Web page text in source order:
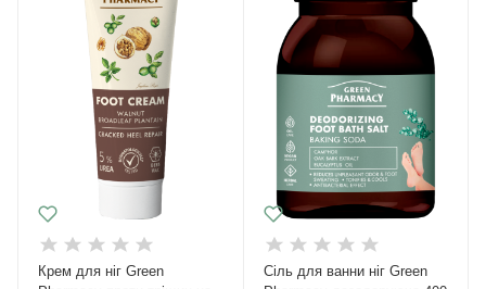
Крем для ніг Green
Сіль для ванни ніг Green